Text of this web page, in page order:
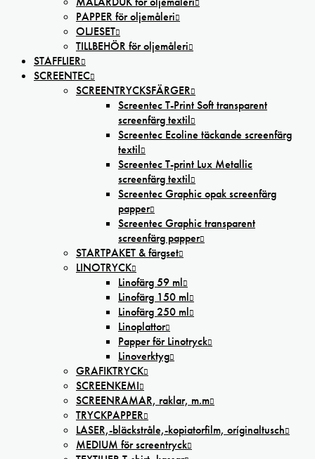
PAPPER för oljemåleri
OLJESET
TILLBEHÖR för oljemåleri
STAFFLIER
SCREENTEC
SCREENTRYCKSFÄRGER
Screentec T-Print Soft transparent
screenfärg textil
Screentec Ecoline täckande screenfärg
textil
Screentec T-print Lux Metallic
screenfärg textil
Screentec Graphic opak screenfärg
papper
Screentec Graphic transparent
screenfärg papper
STARTPAKET & färgset
LINOTRYCK
Linofärg 59 ml
Linofärg 150 ml
Linofärg 250 ml
Linoplattor
Papper för Linotryck
Linoverktyg
GRAFIKTRYCK
SCREENKEMI
SCREENRAMAR, raklar, m.m
TRYCKPAPPER
LASER,-bläckstråle,-kopiatorfilm, oríginaltusch
MEDIUM för screentryck